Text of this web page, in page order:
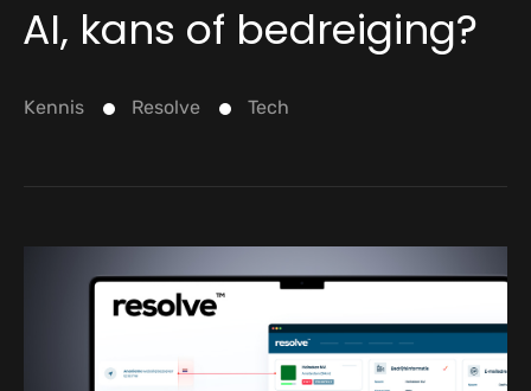
AI, kans of bedreiging?
Kennis Resolve Tech